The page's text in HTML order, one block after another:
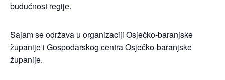
budućnost regije.
Sajam se održava u organizaciji Osječko-baranjske
županije i Gospodarskog centra Osječko-baranjske
županije.